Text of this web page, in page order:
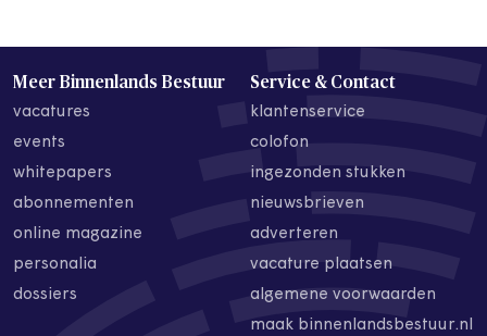
Meer Binnenlands Bestuur
vacatures
events
whitepapers
abonnementen
online magazine
personalia
dossiers
Service & Contact
klantenservice
colofon
ingezonden stukken
nieuwsbrieven
adverteren
vacature plaatsen
algemene voorwaarden
maak binnenlandsbestuur.nl